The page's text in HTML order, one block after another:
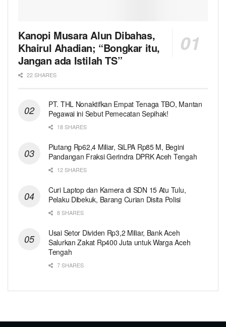
Kanopi Musara Alun Dibahas,
Khairul Ahadian; “Bongkar itu,
Jangan ada Istilah TS”
22 SHARES
PT. THL Nonaktifkan Empat Tenaga TBO, Mantan
Pegawai ini Sebut Pemecatan Sepihak!
18 SHARES
Piutang Rp62,4 Miliar, SiLPA Rp85 M, Begini
Pandangan Fraksi Gerindra DPRK Aceh Tengah
12 SHARES
Curi Laptop dan Kamera di SDN 15 Atu Tulu,
Pelaku Dibekuk, Barang Curian Disita Polisi
8 SHARES
Usai Setor Dividen Rp3,2 Miliar, Bank Aceh
Salurkan Zakat Rp400 Juta untuk Warga Aceh
Tengah
7 SHARES